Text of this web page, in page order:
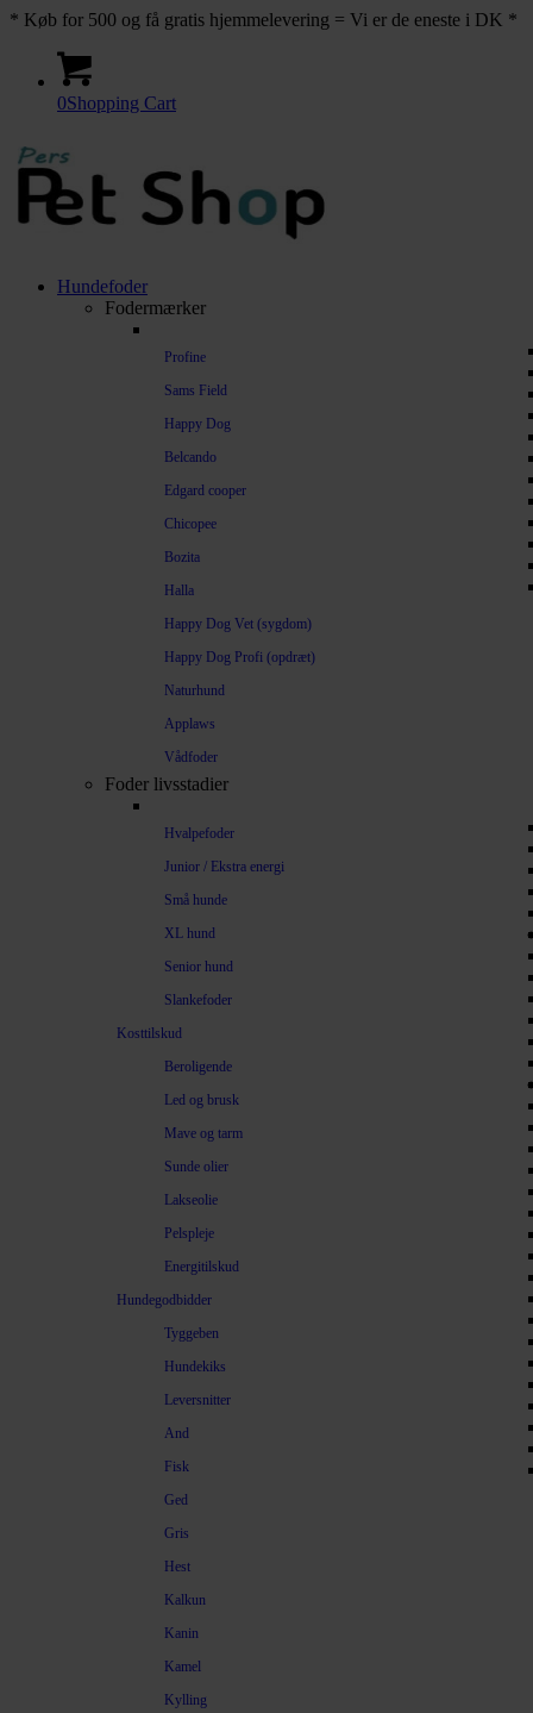
* Køb for 500 og få gratis hjemmelevering = Vi er de eneste i DK *
0Shopping Cart
Hundefoder
Fodermærker
Profine
Sams Field
Happy Dog
Belcando
Edgard cooper
Chicopee
Bozita
Halla
Happy Dog Vet (sygdom)
Happy Dog Profi (opdræt)
Naturhund
Applaws
Vådfoder
Foder livsstadier
Hvalpefoder
Junior / Ekstra energi
Små hunde
XL hund
Senior hund
Slankefoder
Kosttilskud
Beroligende
Led og brusk
Mave og tarm
Sunde olier
Lakseolie
Pelspleje
Energitilskud
Hundegodbidder
Tyggeben
Hundekiks
Leversnitter
And
Fisk
Ged
Gris
Hest
Kalkun
Kanin
Kamel
Kylling